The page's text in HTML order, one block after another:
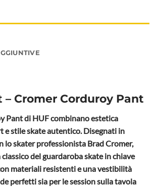
– Cromer Corduroy Pant
Pant di HUF combinano estetica
e stile skate autentico. Disegnati in
lo skater professionista Brad Cromer,
del guardaroba skate in chiave
materiali resistenti e una vestibilità
perfetti sia per le session sulla tavola